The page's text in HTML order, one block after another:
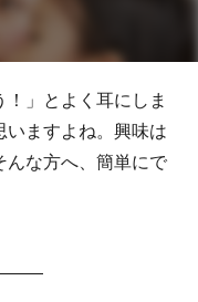
」とよく耳にしま
ますよね。興味は
んな方へ、簡単にで